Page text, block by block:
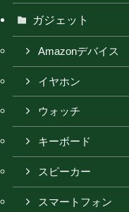
ガジェット
Amazonデバイス
イヤホン
ウォッチ
キーボード
スピーカー
スマートフォン